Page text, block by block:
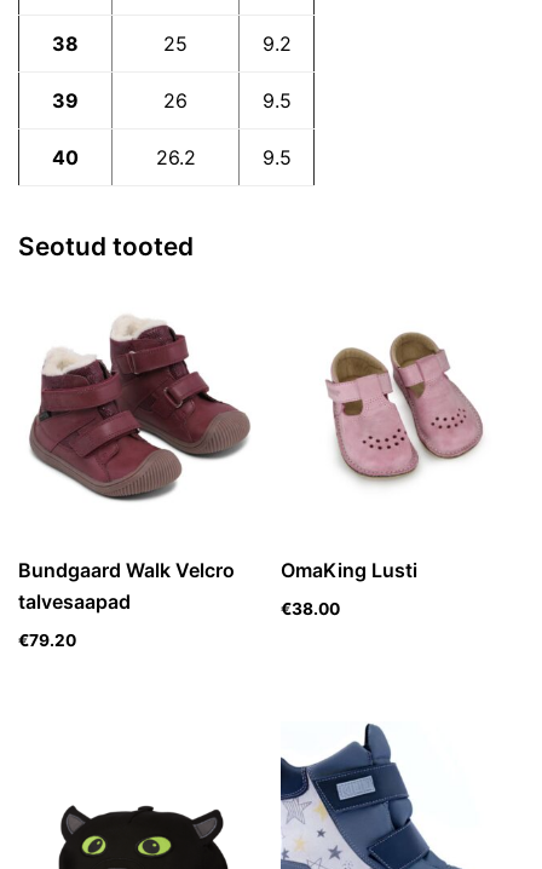
38 25 9.2
39 26 9.5
40 26.2 9.5
Seotud tooted
Bundgaard Walk Velcro
talvesaapad
€79.20
OmaKing Lusti
€38.00